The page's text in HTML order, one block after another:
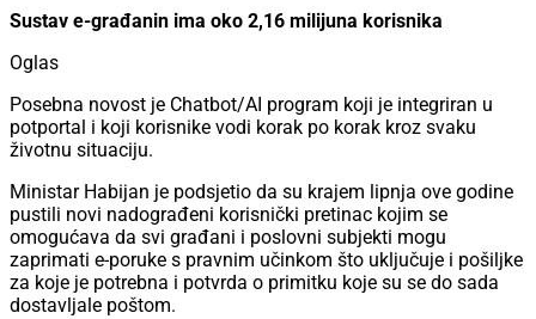
Sustav e-građanin ima oko 2,16 milijuna korisnika
Oglas
Posebna novost je Chatbot/AI program koji je integriran u
potportal i koji korisnike vodi korak po korak kroz svaku
životnu situaciju.
Ministar Habijan je podsjetio da su krajem lipnja ove godine
pustili novi nadograđeni korisnički pretinac kojim se
omogućava da svi građani i poslovni subjekti mogu
zaprimati e-poruke s pravnim učinkom što uključuje i pošiljke
za koje je potrebna i potvrda o primitku koje su se do sada
dostavljale poštom.